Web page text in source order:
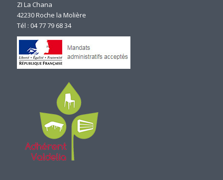
ZI La Chana
42230 Roche la Molière
Tél : 04 77 79 68 34